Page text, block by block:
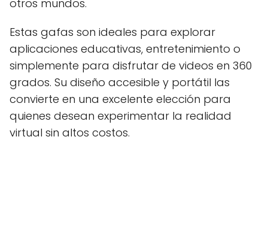
otros mundos.
Estas gafas son ideales para explorar
aplicaciones educativas, entretenimiento o
simplemente para disfrutar de videos en 360
grados. Su diseño accesible y portátil las
convierte en una excelente elección para
quienes desean experimentar la realidad
virtual sin altos costos.